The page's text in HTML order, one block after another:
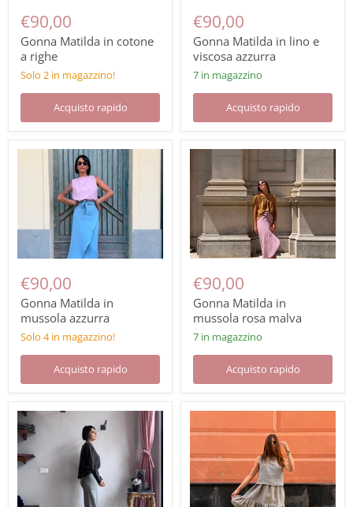
€90,00
Gonna Matilda in cotone
a righe
Solo 2 in magazzino!
Acquisto rapido
€90,00
Gonna Matilda in lino e
viscosa azzurra
7 in magazzino
Acquisto rapido
€90,00
Gonna Matilda in
mussola azzurra
Solo 4 in magazzino!
Acquisto rapido
€90,00
Gonna Matilda in
mussola rosa malva
7 in magazzino
Acquisto rapido